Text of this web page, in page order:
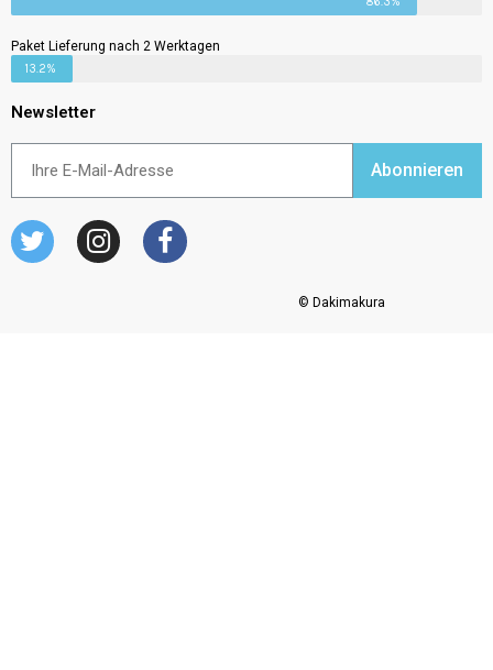
Paket Lieferung nach 2 Werktagen
13.2%
Newsletter
Abonnieren
© Dakimakura